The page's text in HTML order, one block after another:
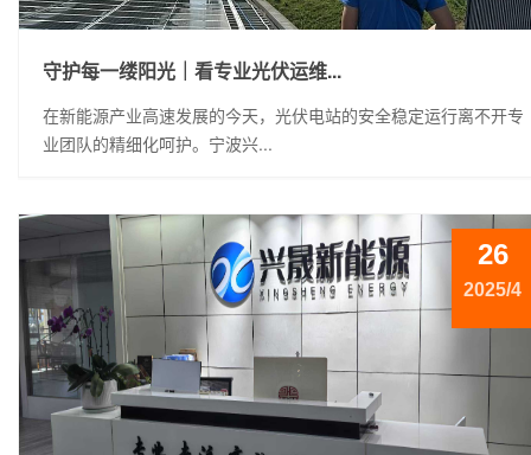
守护每一缕阳光｜看专业光伏运维...
在新能源产业高速发展的今天，光伏电站的安全稳定运行离不开专
业团队的精细化呵护。宁波兴...
26
2025/4